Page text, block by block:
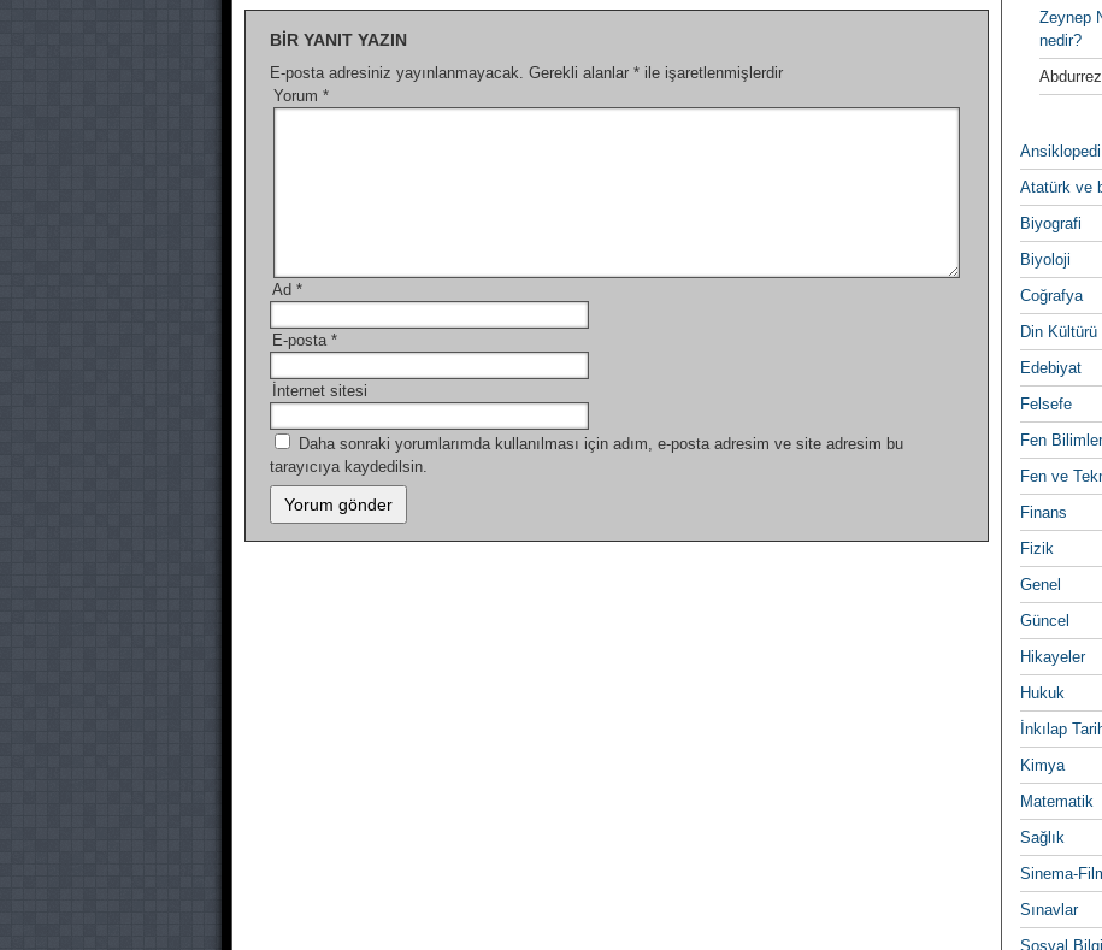
BIR YANIT YAZIN
E-posta adresiniz yayınlanmayacak. Gerekli alanlar * ile işaretlenmişlerdir
Yorum *
Ad *
E-posta *
İnternet sitesi
Daha sonraki yorumlarımda kullanılması için adım, e-posta adresim ve site adresim bu
tarayıcıya kaydedilsin.
Zeynep
nedir?
Ansiklopedi
Atatürk ve
Biyografi
Biyoloji
Coğrafya
Din Kültürü
Edebiyat
Felsefe
Fen
Fen ve
Finans
Fizik
Genel
Güncel
Hikayeler
Hukuk
İnkılap
Kimya
Matematik
Sağlık
Sinema-
Sınavlar
Sosyal